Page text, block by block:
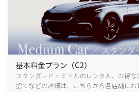
基本料金プラン（C2）
スタンダード・ミドルのレンタル、お得
捨てなどの詳細は、こちらから各店舗にお